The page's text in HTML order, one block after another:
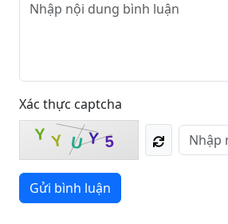
Xác thực captcha
Y Y U Y 5
Gửi bình luận